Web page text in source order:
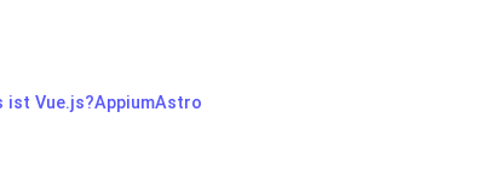
ist Vue.js?AppiumAstro